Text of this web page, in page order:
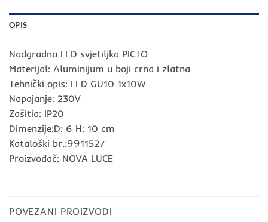
OPIS
Nadgradna LED svjetiljka PICTO
Materijal: Aluminijum u boji crna i zlatna
Tehnički opis: LED GU10 1x10W
Napajanje: 230V
Zašitia: IP20
Dimenzije:D: 6 H: 10 cm
Kataloški br.:9911527
Proizvođač: NOVA LUCE
POVEZANI PROIZVODI